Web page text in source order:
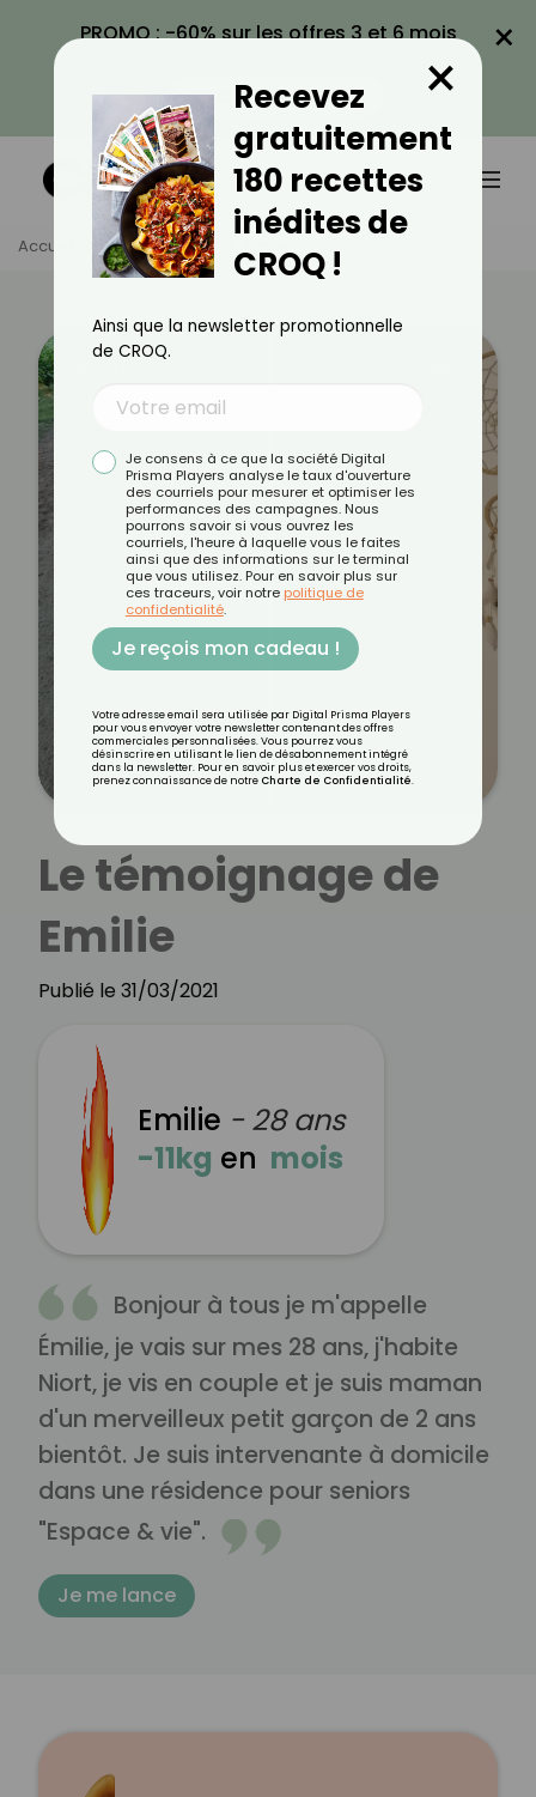
PROMO : -60% sur les offres 3 et 6 mois
VOIR LA PROMO
×
Accueil Témoignages
Le témoignage de
Emilie
Publié le 31/03/2021
Emilie - 28 ans
-11kg en mois
Bonjour à tous je m'appelle
Émilie, je vais sur mes 28 ans, j'habite
Niort, je vis en couple et je suis maman
d'un merveilleux petit garçon de 2 ans
bientôt. Je suis intervenante à domicile
dans une résidence pour seniors
"Espace & vie".
Je me lance
Recevez
gratuitement
180 recettes
inédites de
CROQ !
×
Ainsi que la newsletter promotionnelle
de CROQ.
Je consens à ce que la société Digital
Prisma Players analyse le taux d'ouverture
des courriels pour mesurer et optimiser les
performances des campagnes. Nous
pourrons savoir si vous ouvrez les
courriels, l'heure à laquelle vous le faites
ainsi que des informations sur le terminal
que vous utilisez. Pour en savoir plus sur
ces traceurs, voir notre politique de
confidentialité.
Je reçois mon cadeau !
Votre adresse email sera utilisée par Digital Prisma Players
pour vous envoyer votre newsletter contenant des offres
commerciales personnalisées. Vous pourrez vous
désinscrire en utilisant le lien de désabonnement intégré
dans la newsletter. Pour en savoir plus et exercer vos droits,
prenez connaissance de notre Charte de Confidentialité.